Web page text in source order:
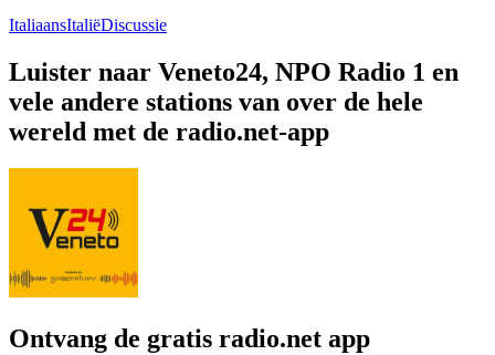
ItaliaansItaliëDiscussie
Luister naar Veneto24, NPO Radio 1 en
vele andere stations van over de hele
wereld met de radio.net-app
Ontvang de gratis radio.net app